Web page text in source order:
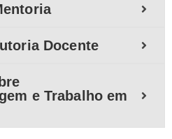
Docente
e Trabalho em